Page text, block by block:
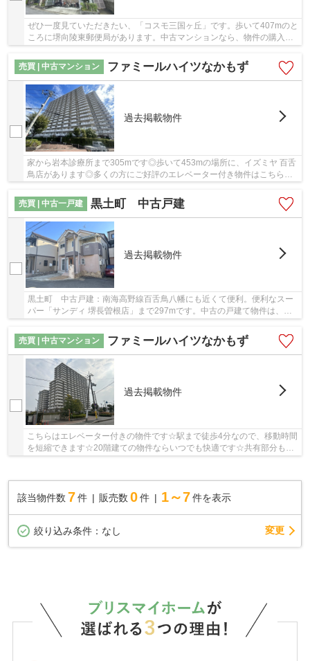
ぜひ一度見ていただきたい、「コスモ三国ヶ丘」です。歩いて407mのと
ころに堺向陵東郵便局があります。中古マンションなら、物件の購入も
スムーズです。物件から徒歩4分の場所に駅があ...
売買 | 中古マンション
ファミールハイツなかもず
過去掲載物件
家から岩本診療所まで305mです◎歩いて453mの場所に、イズミヤ 百舌
鳥店があります◎多くの方にご好評のエレベーター付き物件はこちらで
売買 | 中古一戸建
黒土町 中古戸建
過去掲載物件
黒土町 中古戸建：南海高野線百舌鳥八幡にも近くて便利。便利なスー
パー「サンディ 堺長曽根店」まで297mです。中古の戸建て物件は、経
売買 | 中古マンション
ファミールハイツなかもず
過去掲載物件
こちらはエレベーター付きの物件です☆駅まで徒歩4分なので、移動時間
を短縮できます☆20階建ての物件ならいつでも快適です☆共有部分も清
該当物件数 7件 販売数 0 件 1～7 件を表示
絞り込み条件： なし 変更